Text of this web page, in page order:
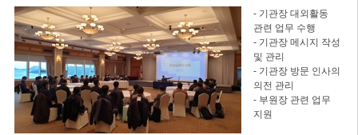
- 기관장 대외활동
관련 업무 수행
- 기관장 메시지 작성
및 관리
- 기관장 방문 인사의
의전 관리
- 부원장 관련 업무
지원